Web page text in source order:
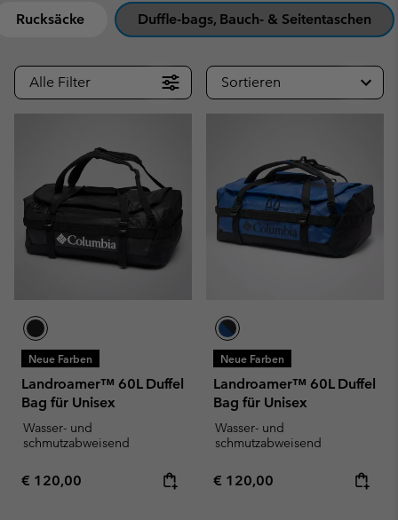
Rucksäcke Duffle-bags, Bauch- & Seitentaschen
Alle Filter Sortieren
Neue Farben
Landroamer™ 60L Duffel
Bag für Unisex
Wasser- und
schmutzabweisend
Regular price:
€ 120,00
Neue Farben
Landroamer™ 60L Duffel
Bag für Unisex
Wasser- und
schmutzabweisend
Regular price:
€ 120,00